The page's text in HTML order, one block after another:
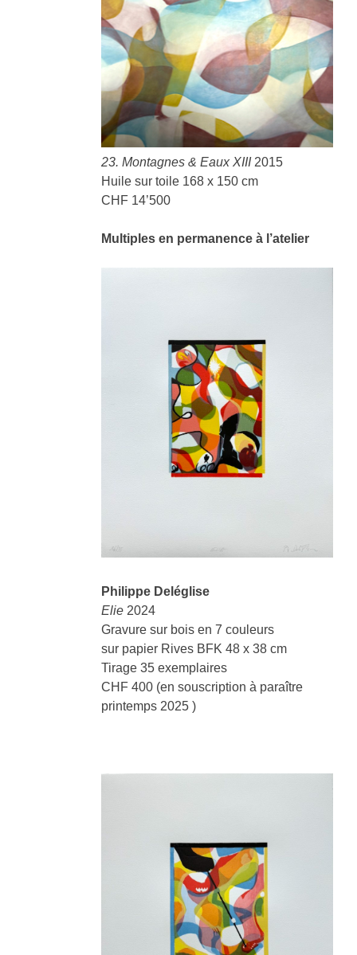
23. Montagnes & Eaux XIII2015
Huile sur toile 168 x 150 cm
CHF 14’500
Multiples en permanence à l’atelier
Philippe Deléglise
Elie 2024
Gravure sur bois en 7 couleurs
sur papier Rives BFK 48 x 38 cm
Tirage 35 exemplaires
CHF 400 (en souscription à paraître
printemps 2025 )